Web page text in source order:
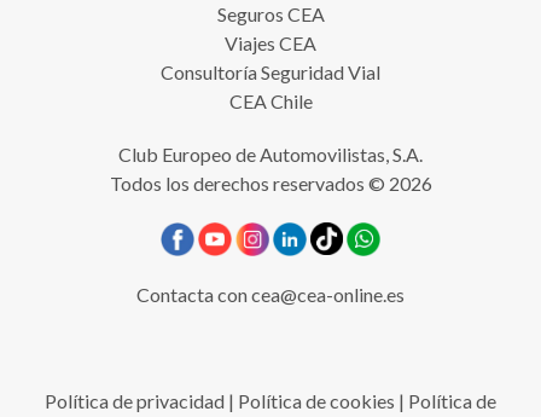
Seguros CEA
Viajes CEA
Consultoría Seguridad Vial
CEA Chile
Club Europeo de Automovilistas, S.A.
Todos los derechos reservados © 2026
Contacta concea@cea-online.es
Política de privacidad | Política de cookies | Política de